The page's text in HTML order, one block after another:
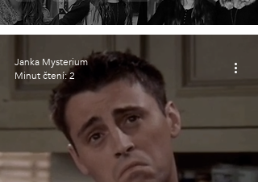
Janka Mysterium
Minut čtení: 2